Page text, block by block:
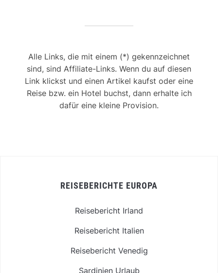
Alle Links, die mit einem (*) gekennzeichnet
sind, sind Affiliate-Links. Wenn du auf diesen
Link klickst und einen Artikel kaufst oder eine
Reise bzw. ein Hotel buchst, dann erhalte ich
dafür eine kleine Provision.
REISEBERICHTE EUROPA
Reisebericht Irland
Reisebericht Italien
Reisebericht Venedig
Sardinien Urlaub